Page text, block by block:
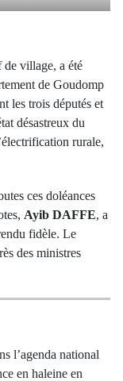
de village, a été
de Goudomp
les trois députés et
désastreux du
rurale,
ces doléances
Ayib DAFFE, a
fidèle. Le
des ministres
l’agenda national
en haleine en